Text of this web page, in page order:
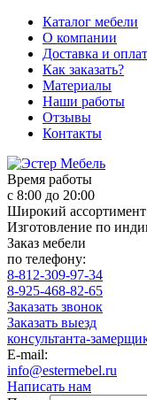
Каталог мебели
О компании
Доставка и
Как заказать?
Материалы
Наши работы
Отзывы
Контакты
Время работы
с 8:00 до 20:00
Широкий ассортимент
Изготовление по
Заказ мебели
по телефону:
8-812-309-97-34
8-925-468-82-65
Заказать звонок
Заказать выезд
консультанта-
E-mail:
info@estermebel.ru
Написать нам